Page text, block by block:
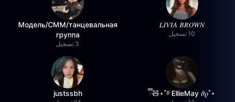
𝐿𝐼𝑉𝐼𝐴 𝐵𝑅𝑂𝑊𝑁
10 تسجيل
Модель/СММ/танцевальная
группа
3 تسجيل
⋆˚࿔ EllieMay 𝜗𝜚˚⋆🧸ྀི
justssbh